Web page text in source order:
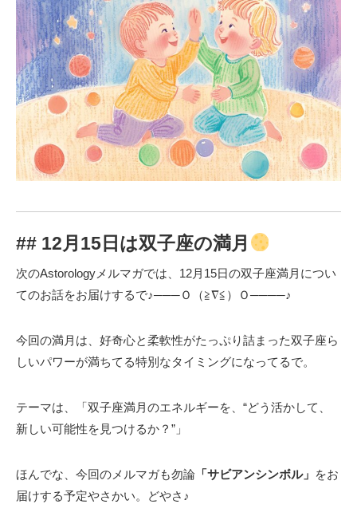
## 12月15日は双子座の満月
次のAstorologyメルマガでは、12月15日の双子座満月につい
てのお話をお届けするで♪───Ｏ（≧∇≦）Ｏ────♪
今回の満月は、好奇心と柔軟性がたっぷり詰まった双子座ら
しいパワーが満ちてる特別なタイミングになってるで。
テーマは、「双子座満月のエネルギーを、“どう活かして、
新しい可能性を見つけるか？”」
ほんでな、今回のメルマガも勿論 「サビアンシンボル」 をお
届けする予定やさかい。どやさ♪